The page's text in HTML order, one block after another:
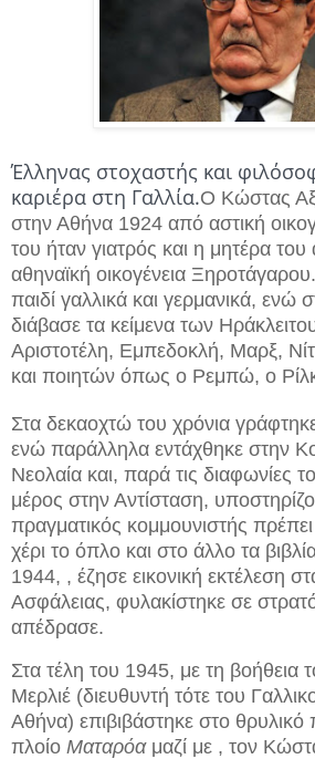
Έλληνας στοχαστής και
καριέρα στη Γαλλία.Ο Κώστας
στην Αθήνα 1924 από αστική
του ήταν γιατρός και η μητέρα
αθηναϊκή οικογένεια
παιδί γαλλικά και γερμανικά, ενώ
διάβασε τα κείμενα των
Αριστοτέλη, Εμπεδοκλή, Μαρξ,
και ποιητών όπως ο Ρεμπώ, ο
Στα δεκαοχτώ του χρόνια
ενώ παράλληλα εντάχθηκε στην
Νεολαία και, παρά τις διαφωνίες
μέρος στην Αντίσταση,
πραγματικός κομμουνιστής
χέρι το όπλο και στο άλλο τα
1944, , έζησε εικονική εκτέλεση
Ασφάλειας, φυλακίστηκε σε
απέδρασε.
Στα τέλη του 1945, με τη βοήθεια
Μερλιέ (διευθυντή τότε του
Αθήνα) επιβιβάστηκε στο θρυλικό
πλοίο Ματαρόαμαζί με , τον